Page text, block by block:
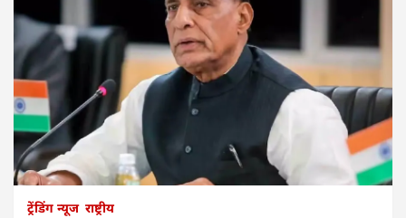
ट्रेंडिंग न्यूज राष्ट्रीय